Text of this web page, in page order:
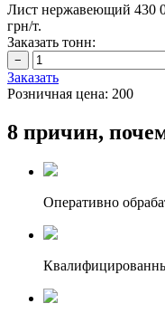
Лист нержавеющий 430
грн/т.
Заказать тонн:
Заказать
Розничная цена: 200
8 причин,
Оперативно